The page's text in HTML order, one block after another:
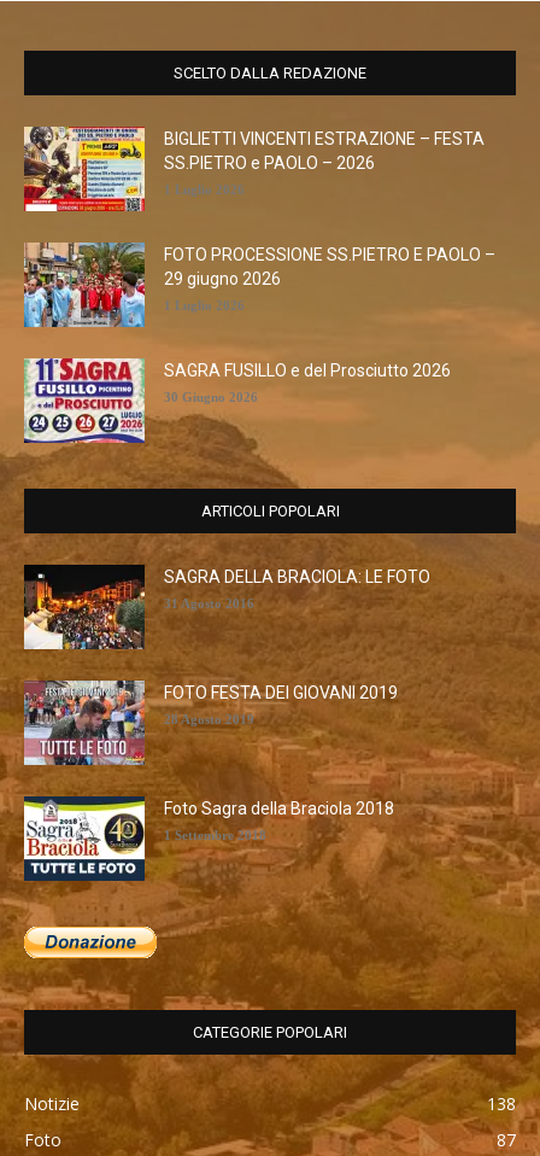
SCELTO DALLA REDAZIONE
BIGLIETTI VINCENTI ESTRAZIONE – FESTA
SS.PIETRO e PAOLO – 2026
1 Luglio 2026
FOTO PROCESSIONE SS.PIETRO E PAOLO –
29 giugno 2026
1 Luglio 2026
SAGRA FUSILLO e del Prosciutto 2026
30 Giugno 2026
ARTICOLI POPOLARI
SAGRA DELLA BRACIOLA: LE FOTO
31 Agosto 2016
FOTO FESTA DEI GIOVANI 2019
28 Agosto 2019
Foto Sagra della Braciola 2018
1 Settembre 2018
CATEGORIE POPOLARI
Notizie
138
Foto
87